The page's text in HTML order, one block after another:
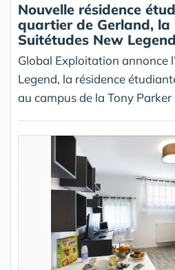
Nouvelle résidence
quartier de Gerland, la
Suitétudes New Legend
Global Exploitation annonce
Legend, la résidence
au campus de la Tony